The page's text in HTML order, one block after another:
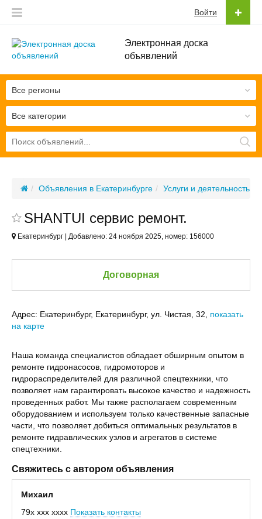
Электронная доска
объявлений
Войти
Все категории
Все регионы
Объявления в Екатеринбурге Услуги и деятельность
SHANTUI сервис ремонт.
Екатеринбург | Добавлено: 24 ноября 2025, номер: 156000
Договорная
Адрес: Екатеринбург, Екатеринбург, ул. Чистая, 32, показать
на карте
Наша команда специалистов обладает обширным опытом в
ремонте гидронасосов, гидромоторов и
гидрораспределителей для различной спецтехники, что
позволяет нам гарантировать высокое качество и надежность
проведенных работ. Мы также располагаем современным
оборудованием и используем только качественные запасные
части, что позволяет добиться оптимальных результатов в
ремонте гидравлических узлов и агрегатов в системе
спецтехники.
Свяжитесь с автором объявления
Михаил
79x xxx xxxx Показать контакты